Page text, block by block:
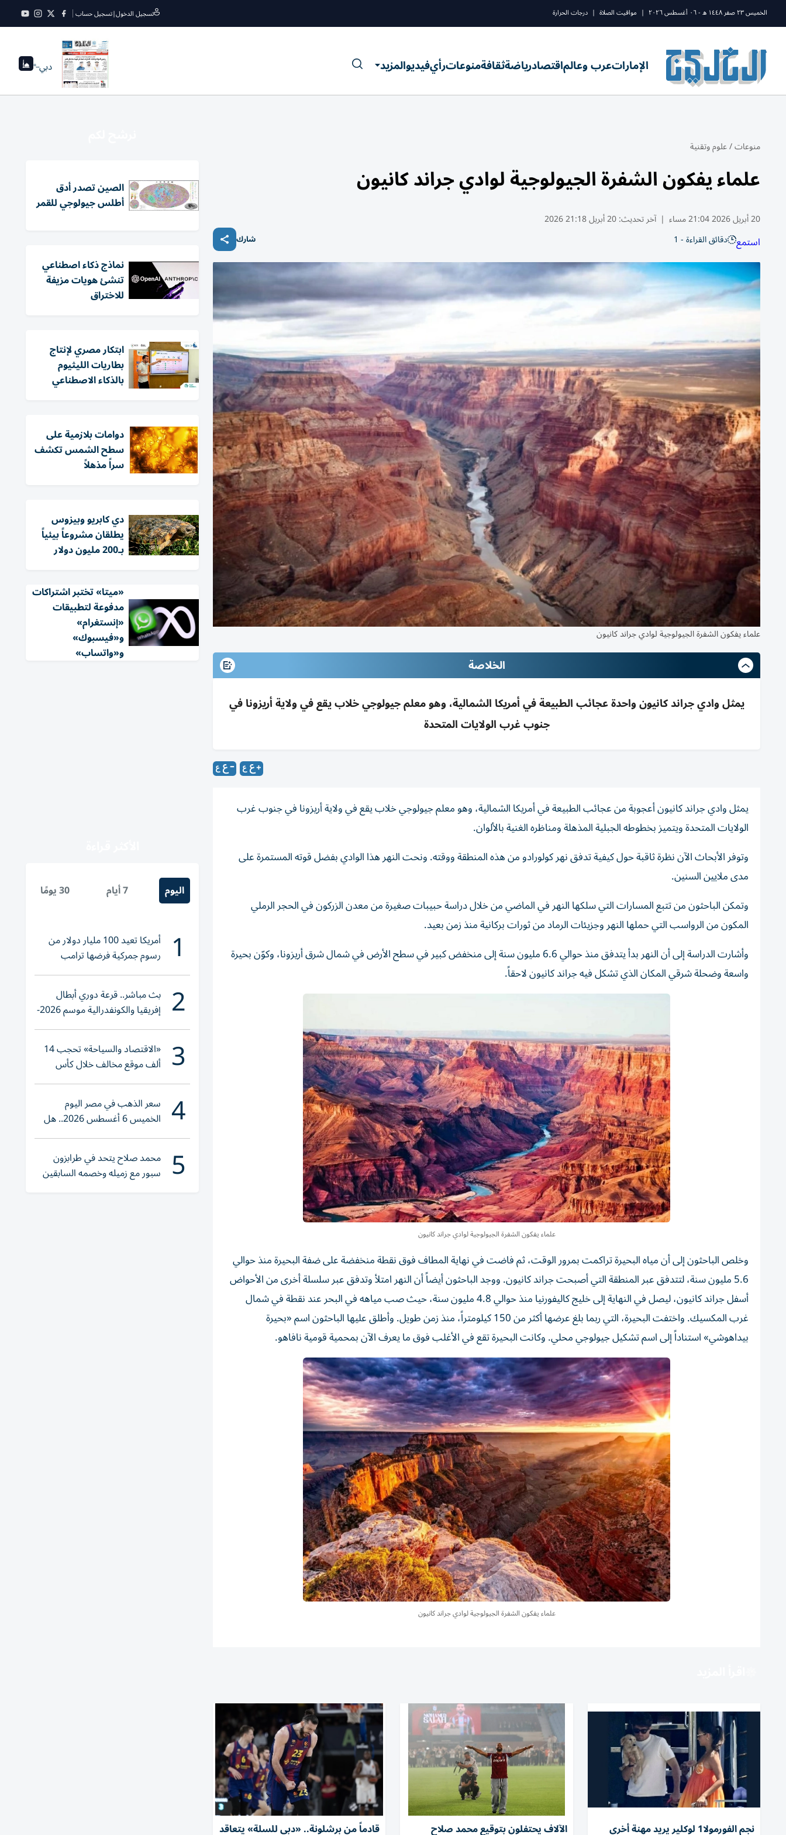
الخميس ٢٣ صفر ١٤٤٨ ه - ٠٦ أغسطس ٢٠٢٦ | مواقيت الصلاة | درجات الحرارة تسجيل الدخول|تسجيل حساب
الإماراتعرب وعالماقتصادرياضةثقافةمنوعاترأيفيديوالمزيد دبي--°
منوعات/علوم وتقنية
علماء يفكون الشفرة الجيولوجية لوادي جراند كانيون
20 أبريل 2026 21:04 مساء | آخر تحديث:20 أبريل 21:18 2026
استمع دقائق القراءة - 1 شارك
علماء يفكون الشفرة الجيولوجية لوادي جراند كانيون
الخلاصة
يمثل وادي جراند كانيون واحدة عجائب الطبيعة في أمريكا الشمالية، وهو معلم جيولوجي خلاب يقع في ولاية أريزونا في
جنوب غرب الولايات المتحدة
يمثل وادي جراند كانيون أعجوبة من عجائب الطبيعة في أمريكا الشمالية، وهو معلم جيولوجي خلاب يقع في ولاية أريزونا في جنوب غرب
الولايات المتحدة ويتميز بخطوطه الجبلية المذهلة ومناظره الغنية بالألوان.
وتوفر الأبحاث الآن نظرة ثاقبة حول كيفية تدفق نهر كولورادو من هذه المنطقة ووقته. ‌ونحت النهر هذا الوادي بفضل قوته المستمرة على
مدى ملايين السنين.
وتمكن الباحثون من تتبع المسارات التي سلكها النهر في الماضي من ​خلال دراسة حبيبات صغيرة من معدن الزركون في الحجر الرملي
المكون من الرواسب التي حملها النهر وجزيئات الرماد ‌من ثورات بركانية منذ زمن بعيد.
وأشارت الدراسة إلى ‌أن النهر بدأ يتدفق منذ حوالي 6.6 مليون سنة إلى منخفض كبير في سطح الأرض في شمال شرق أريزونا، وكوّن بحيرة
واسعة وضحلة شرقي المكان الذي تشكل فيه جراند كانيون لاحقاً.
علماء يفكون الشفرة الجيولوجية لوادي جراند كانيون
وخلص الباحثون إلى أن مياه البحيرة تراكمت بمرور الوقت، ثم فاضت في نهاية المطاف فوق ‌نقطة منخفضة على ضفة البحيرة منذ حوالي
5.6 مليون سنة، لتتدفق عبر المنطقة التي أصبحت جراند كانيون. ووجد الباحثون أيضاً أن النهر امتلأ وتدفق عبر سلسلة أخرى من الأحواض
أسفل جراند كانيون، ليصل في النهاية إلى خليج كاليفورنيا منذ حوالي 4.8 مليون سنة، حيث صب مياهه في البحر عند نقطة في شمال
غرب المكسيك. واختفت البحيرة، التي ربما بلغ عرضها أكثر من 150 كيلومتراً، منذ زمن طويل. وأطلق عليها الباحثون اسم «بحيرة
بيداهوشي» استناداً إلى اسم تشكيل جيولوجي محلي. وكانت البحيرة تقع في الأغلب فوق ما يعرف الآن بمحمية قومية نافاهو.
علماء يفكون الشفرة الجيولوجية لوادي جراند كانيون
نجم الفورمولا1 لوكلير يريد مهنة أخرى الآلاف يحتفلون بتوقيع محمد صلاح قادماً من برشلونة.. «دبي للسلة» يتعاقد
الصين تصدر أدق
أطلس جيولوجي للقمر
نماذج ذكاء اصطناعي
تنشئ هويات مزيفة
للاختراق
ابتكار مصري لإنتاج
بطاريات الليثيوم
بالذكاء الاصطناعي
دوامات بلازمية على
سطح الشمس تكشف
سراً مذهلاً
دي كابريو وبيزوس
يطلقان مشروعاً بيئياً
بـ200 مليون دولار
«ميتا» تختبر اشتراكات
مدفوعة لتطبيقات
«إنستغرام»
و«فيسبوك»
و«واتساب»
اليوم 7 أيام 30 يومًا
1 أمريكا تعيد 100 مليار دولار من
رسوم جمركية فرضها ترامب
2 بث مباشر.. قرعة دوري أبطال
إفريقيا والكونفدرالية موسم 2026-
2027
3 «الاقتصاد والسياحة» تحجب 14
ألف موقع مخالف خلال كأس
العالم 2026
4 سعر الذهب في مصر اليوم
الخميس 6 أغسطس 2026.. هل
تنوي الشراء؟
5 محمد صلاح يتحد في طرابزون
سبور مع زميله وخصمه السابقين